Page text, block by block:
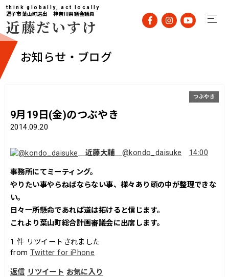
think globally, act locally
逗子市葉山町選出 神奈川県議会議員
近藤だいすけ
お知らせ・ブログ
9月19日(金)のつぶやき
2014.09.20
つぶやき
近藤大輔 @kondo_daisuke 14:00
事務所にてミーティング。
やりたい事やらねばならない事、様々あり頭の中が整理できな
い。
日々一所懸命であれば道は拓けると信じます。
これより葉山町総合計画審議会に出席します。
1 件 リツイートされました
from Twitter for iPhone
返信 リツイート お気に入り